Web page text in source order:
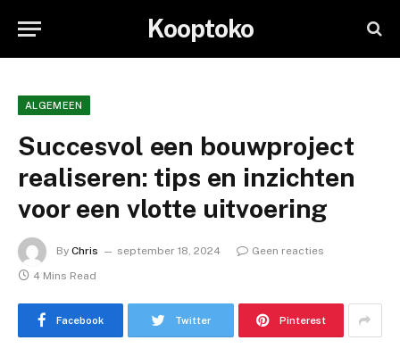
Kooptoko
ALGEMEEN
Succesvol een bouwproject
realiseren: tips en inzichten
voor een vlotte uitvoering
By Chris september 18, 2024
Geen reacties
4 Mins Read
Facebook Twitter Pinterest